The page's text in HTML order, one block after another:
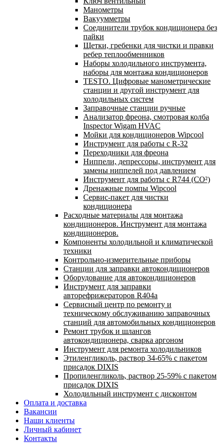
Манометры
Вакуумметры
Соединители трубок кондиционера без
пайки
Щетки, гребенки для чистки и правки
ребер теплообменников
Наборы холодильного инструмента,
наборы для монтажа кондиционеров
TESTO. Цифровые манометрические
станции и другой инструмент для
холодильных систем
Заправочные станции ручные
Анализатор фреона, смотровая колба
Inspector Wigam HVAC
Мойки для кондиционеров Wipcool
Инструмент для работы с R-32
Переходники для фреона
Ниппели, депрессоры, инструмент для
замены ниппелей под давлением
Инструмент для работы с R744 (CO²)
Дренажные помпы Wipcool
Сервис-пакет для чистки
кондиционера
Расходные материалы для монтажа
кондиционеров. Инструмент для монтажа
кондиционеров.
Компоненты холодильной и климатической
техники
Контрольно-измерительные приборы
Станции для заправки автокондиционеров
Оборудование для автокондиционеров
Инструмент для заправки
авторефрижераторов R404a
Сервисный центр по ремонту и
техническому обслуживанию заправочных
станций для автомобильных кондиционеров
Ремонт трубок и шлангов
автокондиционера, сварка аргоном
Инструмент для ремонта холодильников
Этиленгликоль, раствор 34-65% с пакетом
присадок DIXIS
Пропиленгликоль, раствор 25-59% с пакетом
присадок DIXIS
Холодильный инструмент с дисконтом
Оплата и доставка
Вакансии
Наши клиенты
Личный кабинет
Контакты